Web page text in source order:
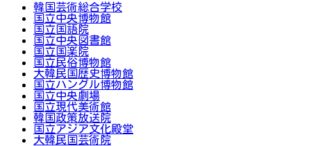
韓国芸術総合学校
国立中央博物館
国立国語院
国立中央図書館
国立国楽院
国立民俗博物館
大韓民国歴史博物館
国立ハングル博物館
国立中央劇場
国立現代美術館
韓国政策放送院
国立アジア文化殿堂
大韓民国芸術院